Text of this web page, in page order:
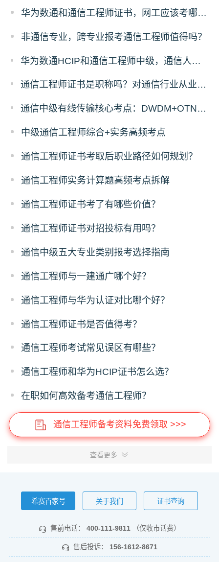
华为数通和通信工程师证书，网工应该考哪一个？
非通信专业，跨专业报考通信工程师值得吗？
华为数通HCIP和通信工程师中级，通信人优先考哪个？
通信工程师证书是职称吗？对通信行业从业者有什么用
通信中级有线传输核心考点：DWDM+OTN原理与计算题答题拆解
中级通信工程师综合+实务高频考点
通信工程师证书考取后职业路径如何规划？
通信工程师实务计算题高频考点拆解
通信工程师证书考了有哪些价值？
通信工程师证书对招投标有用吗？
通信中级五大专业类别报考选择指南
通信工程师与一建通广哪个好？
通信工程师与华为认证对比哪个好？
通信工程师证书是否值得考？
通信工程师考试常见误区有哪些？
通信工程师和华为HCIP证书怎么选？
在职如何高效备考通信工程师？
通信工程师备考资料免费领取 >>>
查看更多
希赛百家号 关于我们 证书查询
售前电话： 400-111-9811 （仅收市话费）
售后投诉： 156-1612-8671